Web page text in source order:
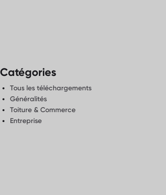
Catégories
Tous les téléchargements
Généralités
Toiture & Commerce
Entreprise